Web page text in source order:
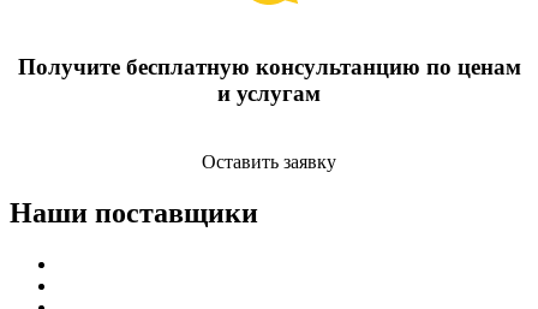
Получите бесплатную консультанцию по ценам
и услугам
Оставить заявку
Наши поставщики